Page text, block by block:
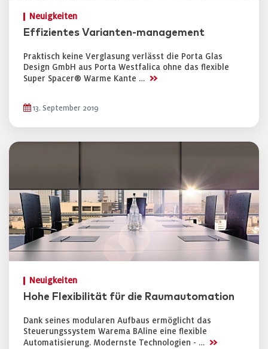
Neuigkeiten
Effizientes Varianten-management
Praktisch keine Verglasung verlässt die Porta Glas
Design GmbH aus Porta Westfalica ohne das flexible
Super Spacer® Warme Kante … >>
13. September 2019
Neuigkeiten
Hohe Flexibilität für die Raumautomation
Dank seines modularen Aufbaus ermöglicht das
Steuerungssystem Warema BAline eine flexible
Automatisierung. Modernste Technologien - … >>